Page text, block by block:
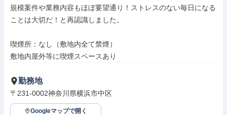
規模案件や業務内容もほぼ要望通り！ストレスのない毎日になる
ことは大切だ！と再認識しました。
喫煙所：なし（敷地内全て禁煙）
敷地内屋外等に喫煙スペースあり
勤務地
〒231-0002神奈川県横浜市中区
Googleマップで開く